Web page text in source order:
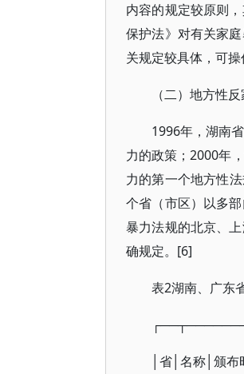
内容的规定较原则
保护法》对有关家
关规定较具体，可操
（二）地方性
1996年，湖南
力的政策；2000年
力的第一个地方性
个省（市区）以多
暴力法规的北京、
确规定。[6]
表2湖南、广东
│省│名称│颁布